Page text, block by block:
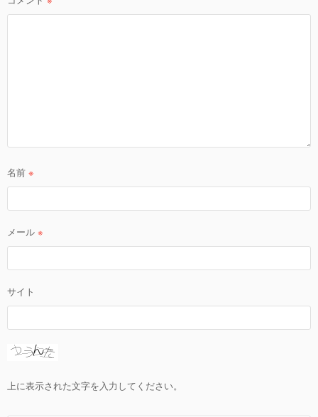
名前 ※
メール ※
サイト
上に表示された文字を入力してください。